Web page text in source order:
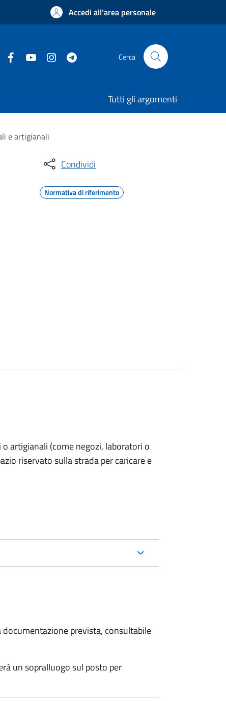
Accedi all'area personale
Cerca
Tutti gli argomenti
e artigianali
Condividi
Normativa di riferimento
artigianali (come negozi, laboratori o
riservato sulla strada per caricare e
prevista, consultabile
un sopralluogo sul posto per